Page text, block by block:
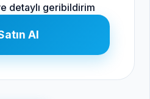
detaylı geribildirim
Al